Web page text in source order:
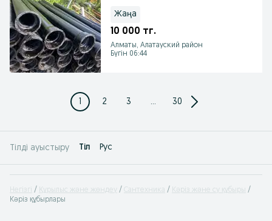
Жаңа
10 000 тг.
Алматы, Алатауский район
Бүгін 06:44
1 2 3 ... 30
Тілді ауыстыру Tіл Рус
Негізгі Құрылыс және жөндеу Сантехника
Кәріз және су құбыры
Кәріз құбырлары